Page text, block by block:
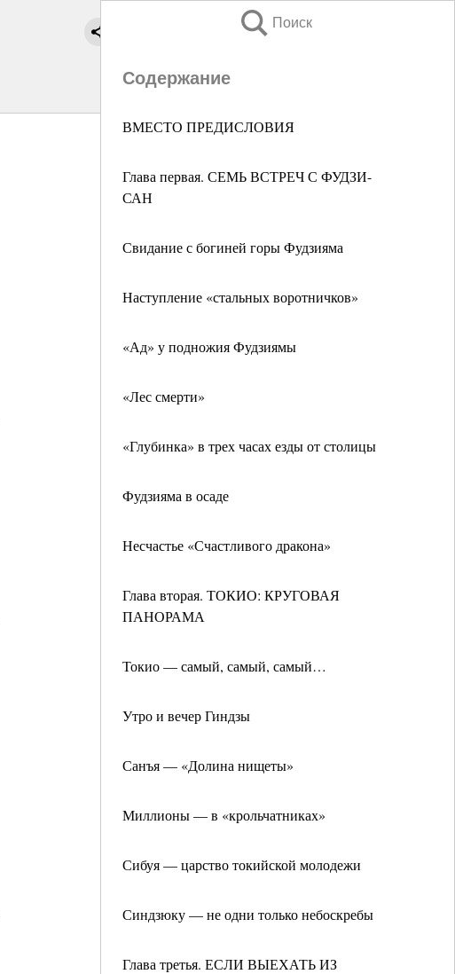
Поиск
Содержание
ВМЕСТО ПРЕДИСЛОВИЯ
Глава первая. СЕМЬ ВСТРЕЧ С ФУДЗИ-
САН
Свидание с богиней горы Фудзияма
Наступление «стальных воротничков»
«Ад» у подножия Фудзиямы
«Лес смерти»
«Глубинка» в трех часах езды от столицы
Фудзияма в осаде
Несчастье «Счастливого дракона»
Глава вторая. ТОКИО: КРУГОВАЯ
ПАНОРАМА
Токио — самый, самый, самый…
Утро и вечер Гиндзы
Санъя — «Долина нищеты»
Миллионы — в «крольчатниках»
Сибуя — царство токийской молодежи
Синдзюку — не одни только небоскребы
Глава третья. ЕСЛИ ВЫЕХАТЬ ИЗ